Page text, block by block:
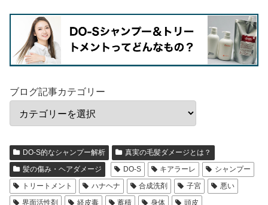
ブログ記事カテゴリー
DO-S的なシャンプー解析
真実の毛髪ダメージとは？
髪の傷み・ヘアダメージ
DO-S キアラーレ
シャンプー
トリートメント
ハナヘナ 合成洗剤 子宮
悪い
界面活性剤
経皮毒 蓄積 身体 頭皮